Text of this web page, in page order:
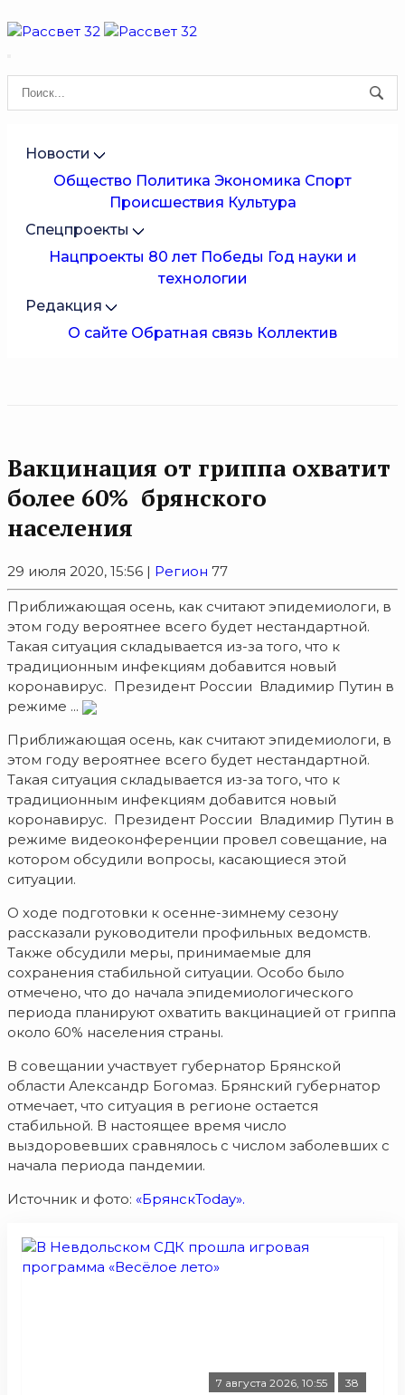
Новости
Общество Политика Экономика Спорт
Происшествия Культура
Спецпроекты
Нацпроекты 80 лет Победы Год науки и
технологии
Редакция
О сайте Обратная связь Коллектив
Вакцинация от гриппа охватит
более 60% брянского
населения
29 июля 2020, 15:56 | Регион 77
Приближающая осень, как считают эпидемиологи, в
этом году вероятнее всего будет нестандартной.
Такая ситуация складывается из-за того, что к
традиционным инфекциям добавится новый
коронавирус. Президент России Владимир Путин в
режиме ...
Приближающая осень, как считают эпидемиологи, в
этом году вероятнее всего будет нестандартной.
Такая ситуация складывается из-за того, что к
традиционным инфекциям добавится новый
коронавирус. Президент России Владимир Путин в
режиме видеоконференции провел совещание, на
котором обсудили вопросы, касающиеся этой
ситуации.
О ходе подготовки к осенне-зимнему сезону
рассказали руководители профильных ведомств.
Также обсудили меры, принимаемые для
сохранения стабильной ситуации. Особо было
отмечено, что до начала эпидемиологического
периода планируют охватить вакцинацией от гриппа
около 60% населения страны.
В совещании участвует губернатор Брянской
области Александр Богомаз. Брянский губернатор
отмечает, что ситуация в регионе остается
стабильной. В настоящее время число
выздоровевших сравнялось с числом заболевших с
начала периода пандемии.
Источник и фото: «БрянскToday».
7 августа 2026, 10:55 38